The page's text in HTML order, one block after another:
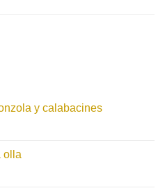
y calabacines
olla